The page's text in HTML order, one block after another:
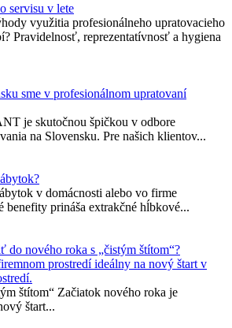
servisu v lete
využitia profesionálneho upratovacieho
Pravidelnosť, reprezentatívnosť a hygiena
sme v profesionálnom upratovaní
je skutočnou špičkou v odbore
na Slovensku. Pre našich klientov...
v domácnosti alebo vo firme
benefity prináša extrakčné hĺbkové...
do nového roka s „čistým štítom“?
prostredí ideálny na nový štart v
štítom“ Začiatok nového roka je
štart...